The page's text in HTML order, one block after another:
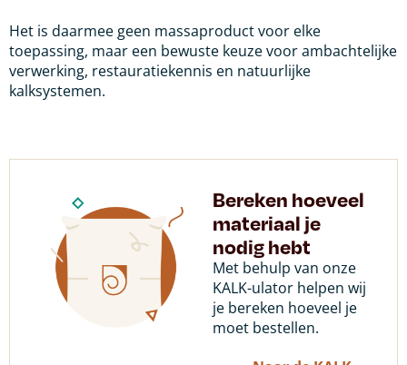
Het is daarmee geen massaproduct voor elke
toepassing, maar een bewuste keuze voor ambachtelijke
verwerking, restauratiekennis en natuurlijke
kalksystemen.
Bereken hoeveel
materiaal je
nodig hebt
Met behulp van onze
KALK-ulator helpen wij
je bereken hoeveel je
moet bestellen.